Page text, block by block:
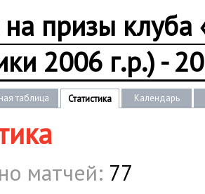
на призы
2006 г.р.) -
таблица Статистика Календарь
матчей: 77